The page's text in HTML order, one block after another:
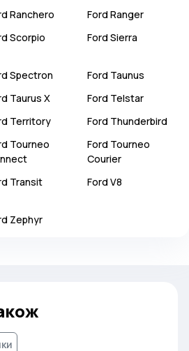
Ranchero Ford Ranger
Scorpio Ford Sierra
Spectron Ford Taunus
Taurus X Ford Telstar
Territory Ford Thunderbird
Tourneo
Ford Tourneo
Courier
Transit Ford V8
Zephyr